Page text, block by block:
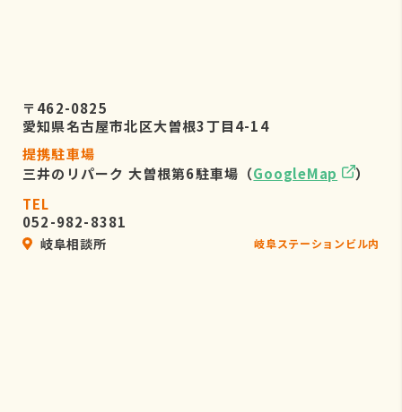
〒462-0825
愛知県名古屋市北区大曽根3丁目4-14
提携駐車場
三井のリパーク 大曽根第6駐車場（GoogleMap
）
TEL
052-982-8381
岐阜相談所 岐阜ステーションビル内